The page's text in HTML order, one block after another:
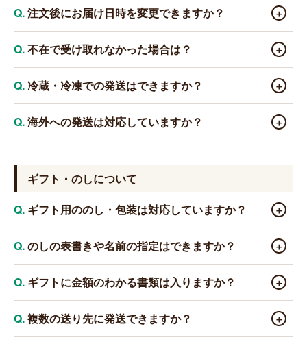
ません。お手数ですが、「発送完了メール」または当サイ
で配送会社のサイトより変更手続きをお願いいたします。
認いただけます。伝票番号は当サイトのマイページ（ご注
※システムの都合上、まだ発送されていない状態であっても、当
サイトのマイページ上では「発送済み」と表示される場合がござ
います。また、伝票番号が配送会社の追跡サイトに反映されるま
でお時間をいただく場合がございます。追跡情報が表示されない
場合は、お時間をおいて再度お試しください。
当店の商品は生産者様より産地直送でお届けしているた
め、複数の商品をご注文いただいた場合、お届けの日時や
配送便が商品ごとに別々（個別の発送）となる場合がござ
すので、あらかじめご了承ください。
注文後にお届け日時を変更できますか？ ＋
誠に恐れ入りますが、ご注文確定後の当店での配達日時
の変更・ご指定は承っておりません。お手数ですが、「発
送完了メール」または当サイトのマイページに記載の伝票
手続きをお願いいたします。
場合がございます。お早めにお手続きください。
不在で受け取れなかった場合は？ ＋
配送会社の不在票をご確認いただき、再配達のお手配を
お願いします。生鮮食品は保管期間（通常1週間程度）を過
ぎると返送される場合がありますので、お早めにお手配く
冷蔵・冷凍での発送はできますか？ ＋
商品によって常温・冷蔵・冷凍を使い分けております。
各商品ページにてご確認ください。
海外への発送は対応していますか？ ＋
たい場合などご相談は、お問い合わせフォーム
ギフト・のしについて
ギフト用ののし・包装は対応していますか？
＋
商品によってのし包装の対応は異なります。各商品ペー
ジにてご確認ください。のしは無料で対応しております。
お中元・お歳暮・お祝い・内祝いなど、各種ギフトにご利
入ください。
のしの表書きや名前の指定はできますか？ ＋
のし対応可能商品は、表書き・名前をご指定いただけま
す。ご注文時の備考欄に「表書き（例：御中元）」「お名
前」をご記入ください。
ギフトに金額のわかる書類は入りますか？ ＋
明細書・金額のわかる書類は同梱しておりません。安心
してギフトとしてお使いください。
複数の送り先に発送できますか？ ＋